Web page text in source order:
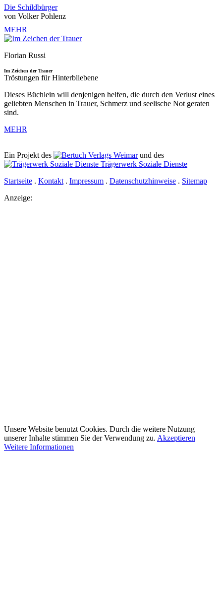
Die Schildbürger
von Volker Pohlenz
MEHR
Florian Russi
Im Zeichen der Trauer
Tröstungen für Hinterbliebene
Dieses Büchlein will denjenigen helfen, die durch den Verlust eines
geliebten Menschen in Trauer, Schmerz und seelische Not geraten
sind.
MEHR
Ein Projekt des Verlags Weimarund des
Trägerwerk Soziale Dienste
Startseite . Kontakt . Impressum . Datenschutzhinweise . Sitemap
Anzeige:
Unsere Website benutzt Cookies. Durch die weitere Nutzung
unserer Inhalte stimmen Sie der Verwendung zu. Akzeptieren
Weitere Informationen